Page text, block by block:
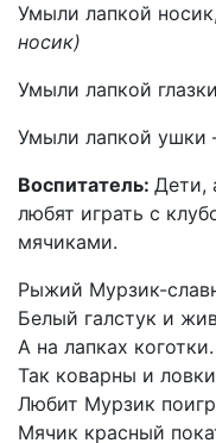
Умыли лапкой
носик)
Умыли лапкой
Умыли лапкой
Воспитатель: Дети,
любят играть с
мячиками.
Рыжий Мурзик-
Белый галстук и
А на лапках коготки.
Так коварны и
Любит Мурзик
Мячик красный